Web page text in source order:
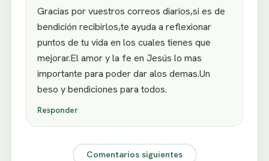
Gracias por vuestros correos diarios,si es de
bendición recibirlos,te ayuda a reflexionar
puntos de tu vida en los cuales tienes que
mejorar.El amor y la fe en Jesús lo mas
importante para poder dar alos demas.Un
beso y bendiciones para todos.
Responder
Comentarios siguientes